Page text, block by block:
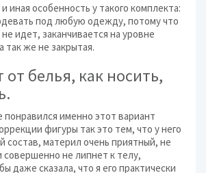
иная особенность у такого комплекта:
под любую одежду, потому что
идет, заканчивается на уровне
так же не закрытая.
белья, как носить,
понравился именно этот вариант
фигуры так это тем, что у него
состав, материл очень приятный, не
совершенно не липнет к телу,
даже сказала, что я его практически